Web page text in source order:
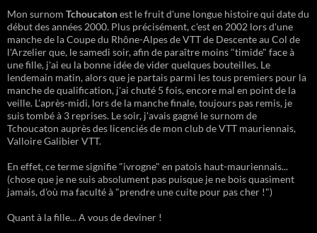
Mon surnom Tchoucatonest le fruit d'une longue histoire qui date du
début des années 2000. Plus précisément, c'est en 2002 lors d'une
manche de la Coupe du Rhône-Alpes de VTT de Descente au Col de
l'Arzelier que, le samedi soir, afin de paraître moins "timide" face à
une fille, j'ai eu la bonne idée de vider quelques bouteilles. Le
lendemain matin, alors que je partais parmi les tous premiers pour la
manche de qualification, j'ai chuté 5 fois, encore mal en point de la
veille. L'après-midi, lors de la manche finale, toujours pas remis, je
suis tombé à 3 reprises. Le soir, j'avais gagné le surnom de
Tchoucaton auprès des licenciés de mon club de VTT mauriennais,
Valloire Galibier VTT.
En effet, ce terme signifie "ivrogne" en patois haut-mauriennais...
(chose que je ne suis absolument pas puisque je ne bois quasiment
jamais, d'où ma faculté à "prendre une cuite pour pas cher !")
Quant à la fille... A vous de deviner !